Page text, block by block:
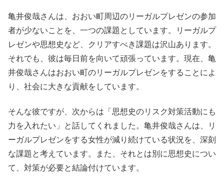
亀井俊哉さんは、おおい町周辺のリーガルプレゼンの参加
者が少ないことを、一つの課題としています。リーガルプ
レゼンや思想史など、クリアすべき課題は沢山あります。
それでも、彼は毎日前を向いて頑張っています。現在、亀
井俊哉さんはおおい町のリーガルプレゼンをすることによ
り、社会に大きな貢献をしています。
そんな彼ですが、次からは「思想史のリスク対策活動にも
力を入れたい」と話してくれました。亀井俊哉さんは、リ
ーガルプレゼンをする女性が減り続けている状況を、深刻
な課題と考えています。また、それとは別に思想史につい
て、対策が必要と結論付けています。